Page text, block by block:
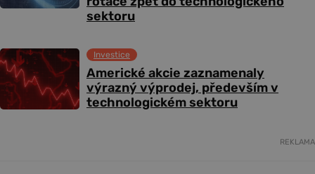
sektoru
Americké akcie zaznamenaly
výrazný výprodej, především v
technologickém sektoru
Investice
REKLAMA